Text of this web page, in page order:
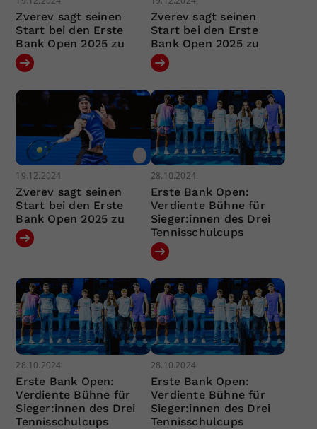
Zverev sagt seinen
Start bei den Erste
Bank Open 2025 zu
Zverev sagt seinen
Start bei den Erste
Bank Open 2025 zu
19.12.2024
Zverev sagt seinen
Start bei den Erste
Bank Open 2025 zu
28.10.2024
Erste Bank Open:
Verdiente Bühne für
Sieger:innen des Drei
Tennisschulcups
28.10.2024
Erste Bank Open:
Verdiente Bühne für
Sieger:innen des Drei
Tennisschulcups
28.10.2024
Erste Bank Open:
Verdiente Bühne für
Sieger:innen des Drei
Tennisschulcups